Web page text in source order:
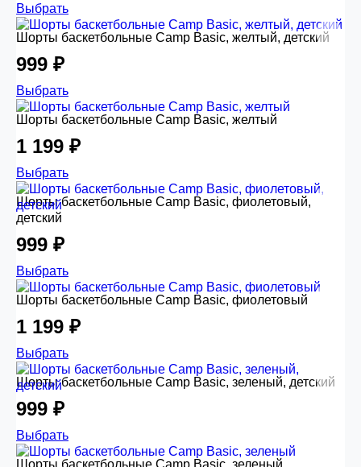
Выбрать
Шорты баскетбольные Camp Basic, желтый, детский
999 ₽
Выбрать
Шорты баскетбольные Camp Basic, желтый
1 199 ₽
Выбрать
Шорты баскетбольные Camp Basic, фиолетовый,
детский
999 ₽
Выбрать
Шорты баскетбольные Camp Basic, фиолетовый
1 199 ₽
Выбрать
Шорты баскетбольные Camp Basic, зеленый, детский
999 ₽
Выбрать
Шорты баскетбольные Camp Basic, зеленый